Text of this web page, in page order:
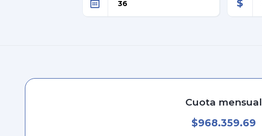
$
Cuota mensual
$968.359.69